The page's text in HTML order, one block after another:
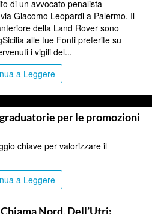
di un avvocato penalista
Giacomo Leopardi a Palermo. Il
della Land Rover sono
alle tue Fonti preferite su
i vigili del...
a Leggere
per le promozioni
chiave per valorizzare il
a Leggere
Nord, Dell’Utri: